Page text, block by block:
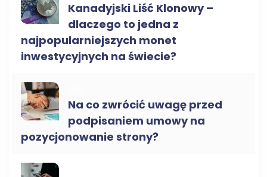
Kanadyjski Liść Klonowy –
dlaczego to jedna z
najpopularniejszych monet
inwestycyjnych na świecie?
Na co zwrócić uwagę przed
podpisaniem umowy na
pozycjonowanie strony?